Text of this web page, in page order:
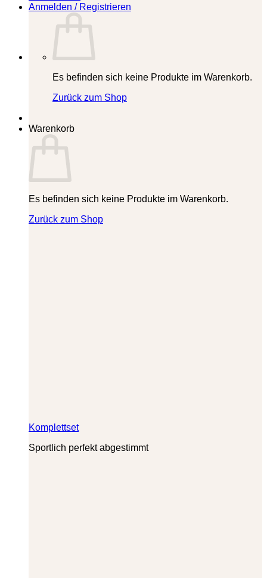
Anmelden / Registrieren
Es befinden sich keine Produkte im Warenkorb.
Zurück zum Shop
Warenkorb
Es befinden sich keine Produkte im Warenkorb.
Zurück zum Shop
Komplettset
Sportlich perfekt abgestimmt